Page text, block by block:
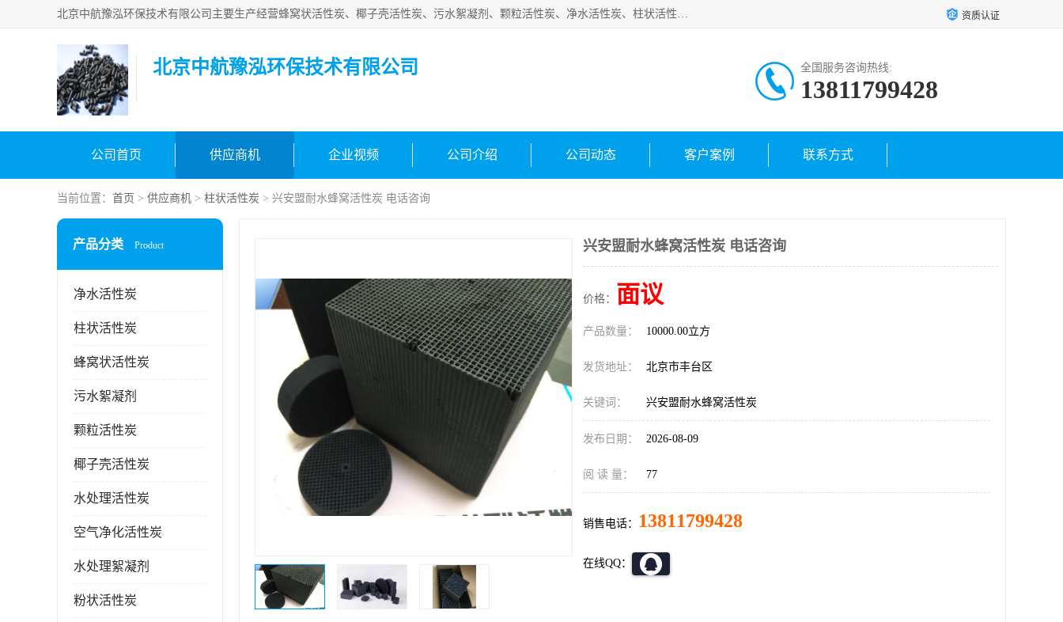
北京中航豫泓环保技术有限公司主要生产经营蜂窝状活性炭、椰子壳活性炭、污水絮凝剂、颗粒活性炭、净水活性炭、柱状活性炭等水处理和空气净化产品，品质信赖、服务保障。是您理想的合作伙伴。欢迎来电咨询！ 资质认证
北京中航豫泓环保技术有限公司 全国服务咨询热线:
13811799428
公司首页 供应商机 企业视频 公司介绍 公司动态 客户案例 联系方式
当前位置： 首页 > 供应商机 > 柱状活性炭 > 兴安盟耐水蜂窝活性炭 电话咨询
产品分类 Product
净水活性炭
柱状活性炭
蜂窝状活性炭
污水絮凝剂
颗粒活性炭
椰子壳活性炭
水处理活性炭
空气净化活性炭
水处理絮凝剂
粉状活性炭
兴安盟耐水蜂窝活性炭 电话咨询
价格： 面议
产品数量： 10000.00立方
发货地址： 北京市丰台区
关键词： 兴安盟耐水蜂窝活性炭
发布日期： 2026-08-09
阅 读 量： 77
销售电话： 13811799428
在线QQ：